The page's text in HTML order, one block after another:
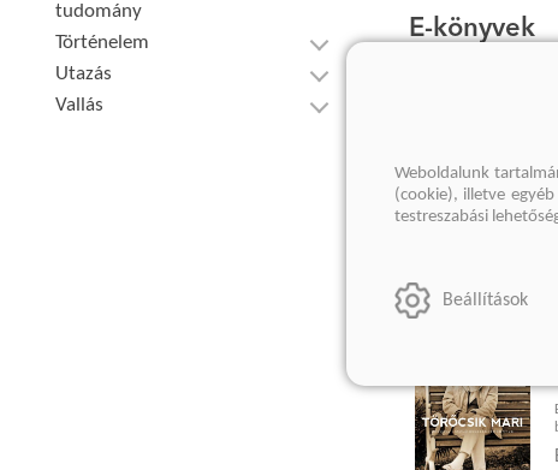
tudomány
Történelem
Utazás
Vallás
E-könyvek
Weboldalunk
(cookie), illetve
testreszabási
Beállítások